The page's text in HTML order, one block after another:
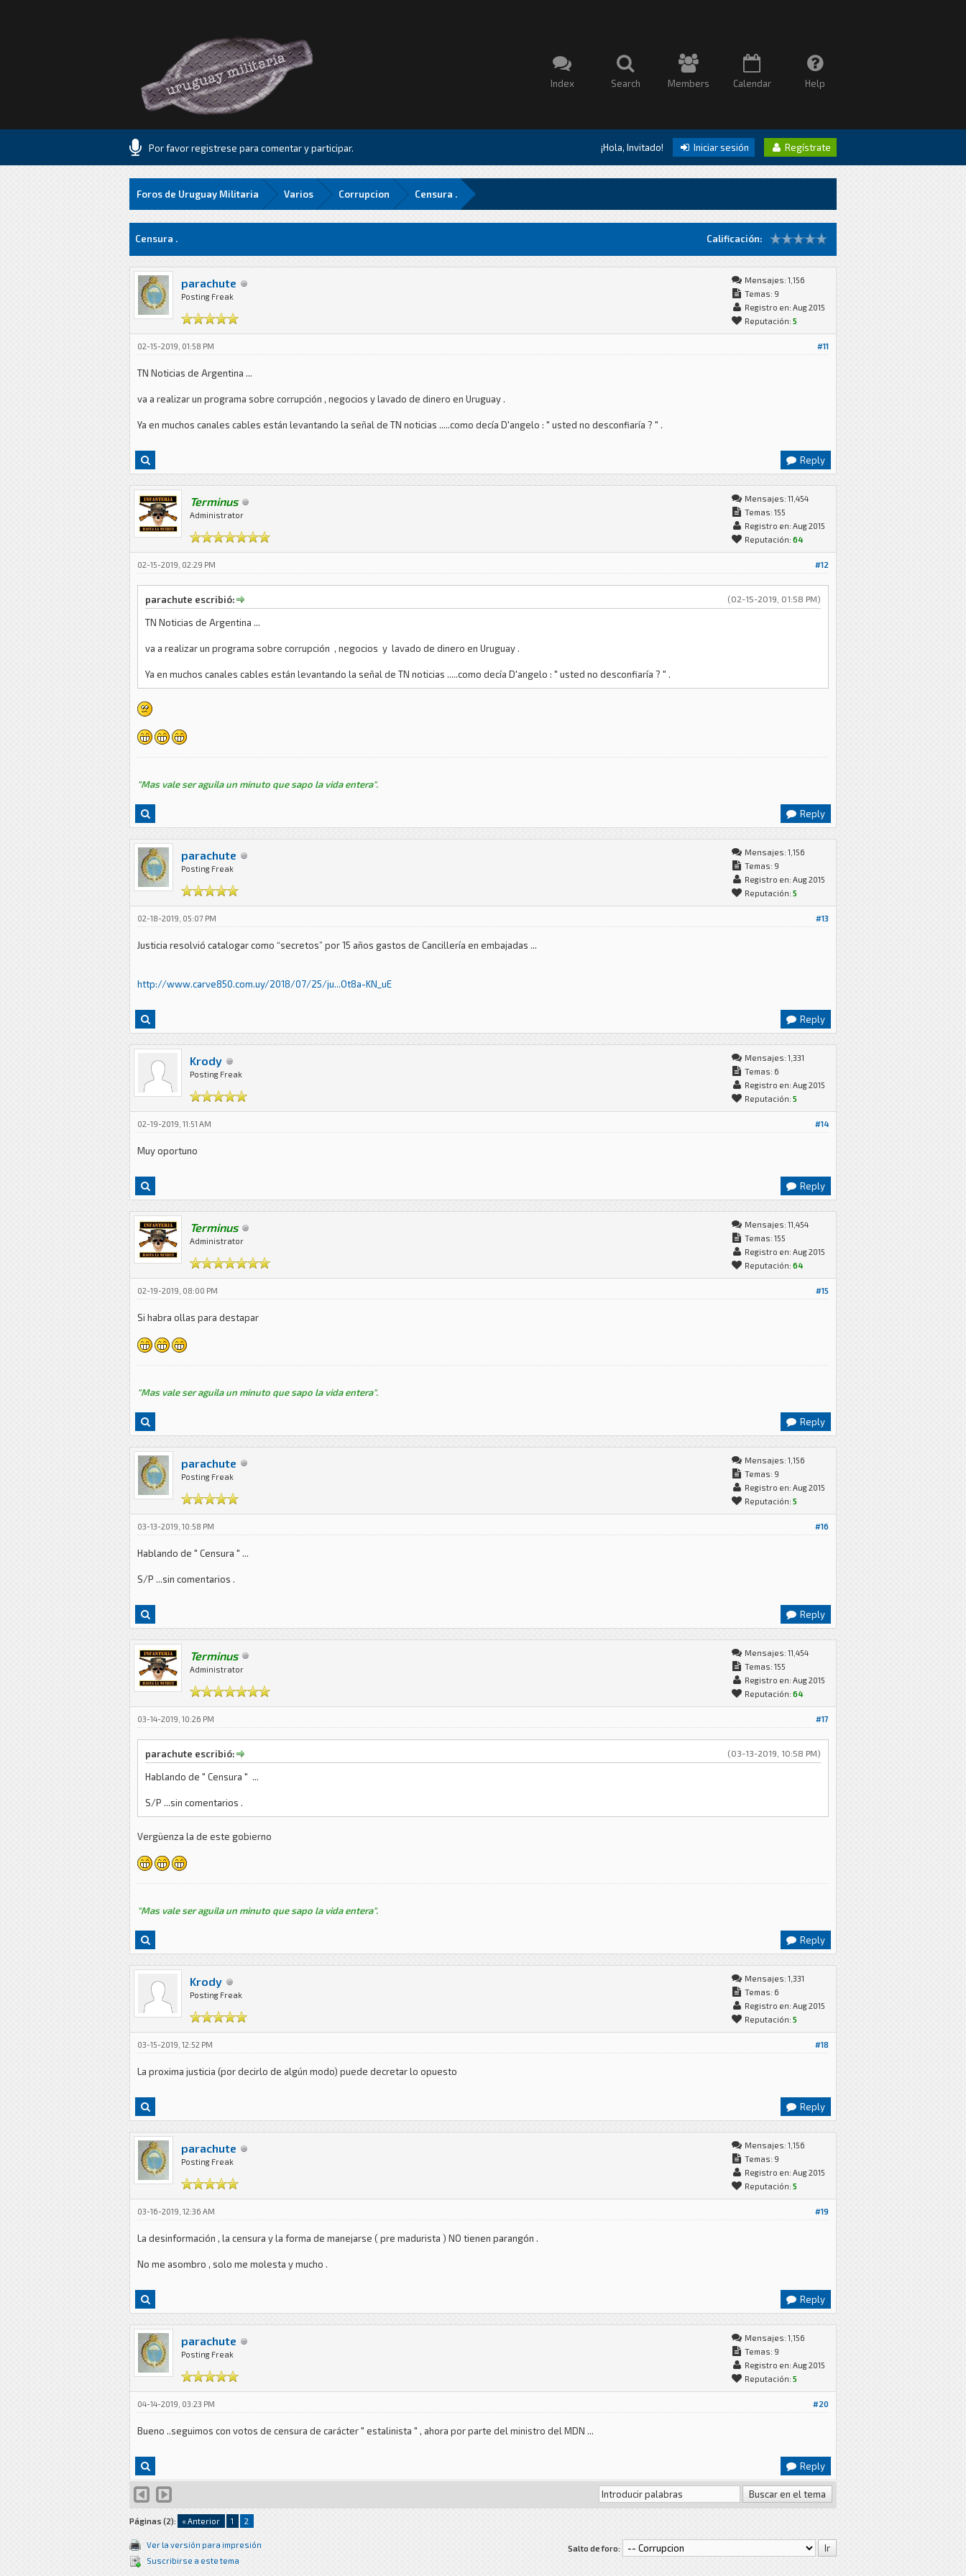
Index Search Members Calendar Help
Por favor registrese para comentar y participar. ¡Hola, Invitado! Iniciar sesión Regístrate
Foros de Uruguay Militaria Varios Corrupcion Censura .
Calificación:
0 voto(s) - 0 Media
1
2
3
4
5 Censura .
parachute
Posting Freak
Mensajes: 1,156
Temas: 9
Registro en: Aug 2015
Reputación: 5
#11
02-15-2019, 01:58 PM
TN Noticias de Argentina ...
va a realizar un programa sobre corrupción , negocios y lavado de dinero en Uruguay .
Ya en muchos canales cables están levantando la señal de TN noticias .....como decía D'angelo : " usted no desconfiaría ? " .
Reply
Terminus
Administrator
Mensajes: 11,454
Temas: 155
Registro en: Aug 2015
Reputación: 64
#12
02-15-2019, 02:29 PM
(02-15-2019, 01:58 PM)
parachute escribió:
TN Noticias de Argentina ...
va a realizar un programa sobre corrupción , negocios y lavado de dinero en Uruguay .
Ya en muchos canales cables están levantando la señal de TN noticias .....como decía D'angelo : " usted no desconfiaría ? " .
"Mas vale ser aguila un minuto que sapo la vida entera".
Reply
parachute
Posting Freak
Mensajes: 1,156
Temas: 9
Registro en: Aug 2015
Reputación: 5
#13
02-18-2019, 05:07 PM
Justicia resolvió catalogar como “secretos” por 15 años gastos de Cancillería en embajadas ...
http://www.carve850.com.uy/2018/07/25/ju...Ot8a-KN_uE
Reply
Krody
Posting Freak
Mensajes: 1,331
Temas: 6
Registro en: Aug 2015
Reputación: 5
#14
02-19-2019, 11:51 AM
Muy oportuno
Reply
Terminus
Administrator
Mensajes: 11,454
Temas: 155
Registro en: Aug 2015
Reputación: 64
#15
02-19-2019, 08:00 PM
Si habra ollas para destapar
"Mas vale ser aguila un minuto que sapo la vida entera".
Reply
parachute
Posting Freak
Mensajes: 1,156
Temas: 9
Registro en: Aug 2015
Reputación: 5
#16
03-13-2019, 10:58 PM
Hablando de " Censura " ...
S/P ...sin comentarios .
Reply
Terminus
Administrator
Mensajes: 11,454
Temas: 155
Registro en: Aug 2015
Reputación: 64
#17
03-14-2019, 10:26 PM
(03-13-2019, 10:58 PM)
parachute escribió:
Hablando de " Censura " ...
S/P ...sin comentarios .
Vergüenza la de este gobierno
"Mas vale ser aguila un minuto que sapo la vida entera".
Reply
Krody
Posting Freak
Mensajes: 1,331
Temas: 6
Registro en: Aug 2015
Reputación: 5
#18
03-15-2019, 12:52 PM
La proxima justicia (por decirlo de algún modo) puede decretar lo opuesto
Reply
parachute
Posting Freak
Mensajes: 1,156
Temas: 9
Registro en: Aug 2015
Reputación: 5
#19
03-16-2019, 12:36 AM
La desinformación , la censura y la forma de manejarse ( pre madurista ) NO tienen parangón .
No me asombro , solo me molesta y mucho .
Reply
parachute
Posting Freak
Mensajes: 1,156
Temas: 9
Registro en: Aug 2015
Reputación: 5
#20
04-14-2019, 03:23 PM
Bueno ..seguimos con votos de censura de carácter " estalinista " , ahora por parte del ministro del MDN ...
Reply
Páginas (2): « Anterior 1 2
Ver la versión para impresión
Suscribirse a este tema
Salto de foro: